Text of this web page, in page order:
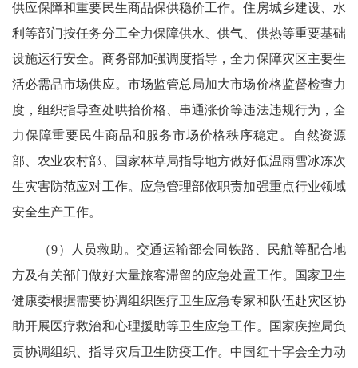
供应保障和重要民生商品保供稳价工作。住房城乡建设、水
利等部门按任务分工全力保障供水、供气、供热等重要基础
设施运行安全。商务部加强调度指导，全力保障灾区主要生
活必需品市场供应。市场监管总局加大市场价格监督检查力
度，组织指导查处哄抬价格、串通涨价等违法违规行为，全
力保障重要民生商品和服务市场价格秩序稳定。自然资源
部、农业农村部、国家林草局指导地方做好低温雨雪冰冻次
生灾害防范应对工作。应急管理部依职责加强重点行业领域
安全生产工作。
（9）人员救助。交通运输部会同铁路、民航等配合地
方及有关部门做好大量旅客滞留的应急处置工作。国家卫生
健康委根据需要协调组织医疗卫生应急专家和队伍赴灾区协
助开展医疗救治和心理援助等卫生应急工作。国家疾控局负
责协调组织、指导灾后卫生防疫工作。中国红十字会全力动